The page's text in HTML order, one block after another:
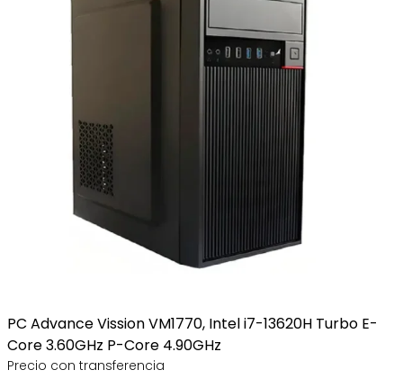
PC Advance Vission VM1770, Intel i7-13620H Turbo E-
Core 3.60GHz P-Core 4.90GHz
Precio con transferencia